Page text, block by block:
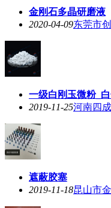
金刚石多晶研磨液
2020-04-09东莞市
一级白刚玉微粉_
2019-11-25河南四
遮蔽胶塞
2019-11-18昆山市